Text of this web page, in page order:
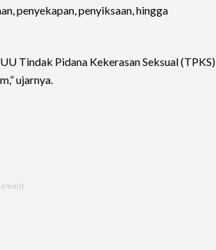
penyekapan, penyiksaan, hingga
Tindak Pidana Kekerasan Seksual (TPKS)
ujarnya.